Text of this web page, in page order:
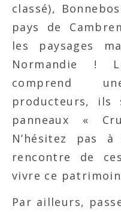
classé),
pays de
les paysages
Normandie !
comprend
producteurs, ils
panneaux «
N’hésitez pas
rencontre de
vivre ce
Par ailleurs,